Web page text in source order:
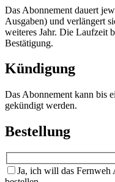
Das Abonnement dauert
Ausgaben) und verlängert
weiteres Jahr. Die Laufzeit
Bestätigung.
Kündigung
Das Abonnement kann bis
gekündigt werden.
Bestellung
Ja, ich will das Fernweh